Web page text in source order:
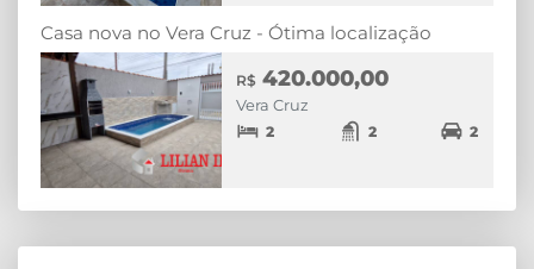
Casa nova no Vera Cruz - Ótima localização
R$ 420.000,00
Vera Cruz
2 2 2